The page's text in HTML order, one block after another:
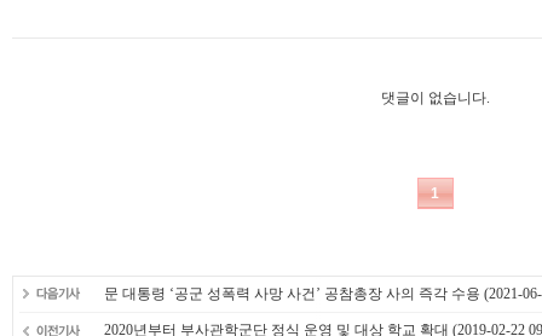
문 대통령 ‘공군 성폭력 사망 사건’ 공참총장 사의 즉각 수용 (2021-
2020년부터 부사관학군단 정식 운영 및 대상 학교 확대 (2019-02-22